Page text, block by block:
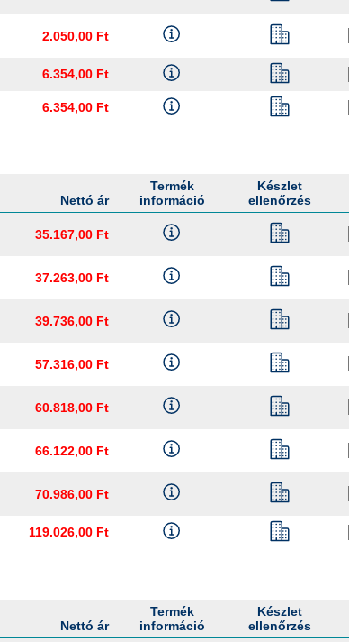
2.050,00 Ft
6.354,00 Ft
6.354,00 Ft
Nettó ár
Termék
információ
Készlet
ellenőrzés
35.167,00 Ft
37.263,00 Ft
39.736,00 Ft
57.316,00 Ft
60.818,00 Ft
66.122,00 Ft
70.986,00 Ft
119.026,00 Ft
Nettó ár
Termék
információ
Készlet
ellenőrzés